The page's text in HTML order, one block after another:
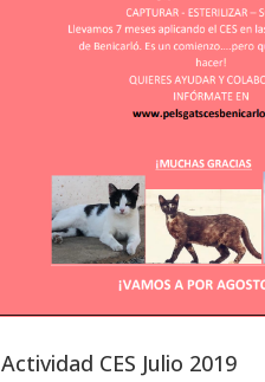
Actividad CES Julio 2019